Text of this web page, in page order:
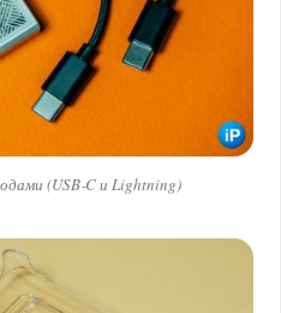
(USB‑C и Lightning)